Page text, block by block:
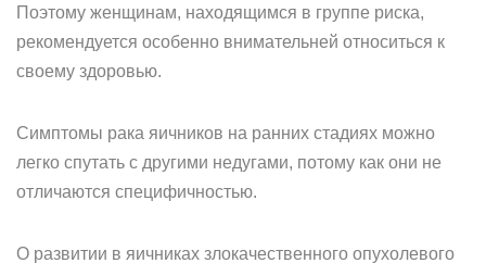
Поэтому женщинам, находящимся в группе риска,
рекомендуется особенно внимательней относиться к
своему здоровью.
Симптомы рака яичников на ранних стадиях можно
легко спутать с другими недугами, потому как они не
отличаются специфичностью.
О развитии в яичниках злокачественного опухолевого